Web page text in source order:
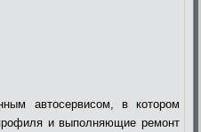
автосервисом, в котором
и выполняющие ремонт